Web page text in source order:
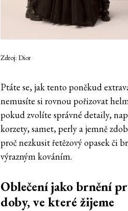
Zdroj: Dior
Ptáte se, jak tento poněkud
nemusíte si rovnou pořizovat
pokud zvolíte správné detaily,
korzety, samet, perly a jemně
proč nezkusit řetězový opasek či
výrazným kováním.
Oblečení jako brnění
doby, ve které žijeme